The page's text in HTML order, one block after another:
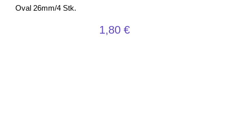
Oval 26mm/4 Stk.
1,80 €